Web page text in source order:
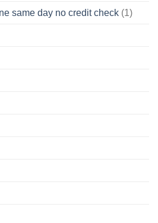
same day no credit check (1)